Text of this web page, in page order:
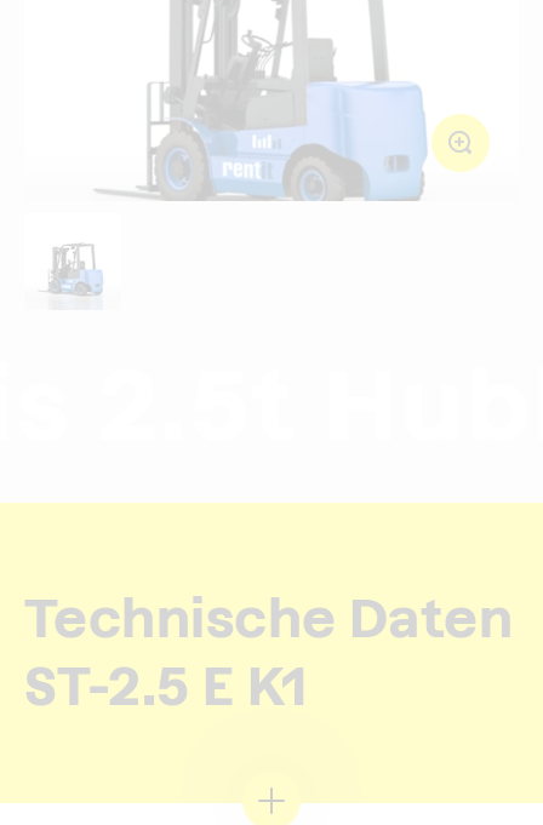
Technische Daten
ST-2.5 E K1